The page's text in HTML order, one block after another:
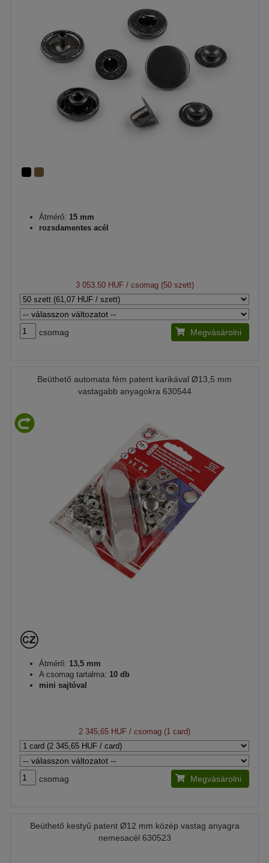
Átmérő: 15 mm
rozsdamentes acél
3 053,50 HUF/ csomag (50 szett)
csomag Megvásárolni
Beüthető automata fém patent karikával Ø13,5 mm
vastagabb anyagokra 630544
Átmérő: 13,5 mm
A csomag tartalma: 10 db
mini sajtóval
2 345,65 HUF / csomag (1 card)
csomag Megvásárolni
Beüthető kestyű patent Ø12 mm közép vastag anyagra
nemesacél 630523